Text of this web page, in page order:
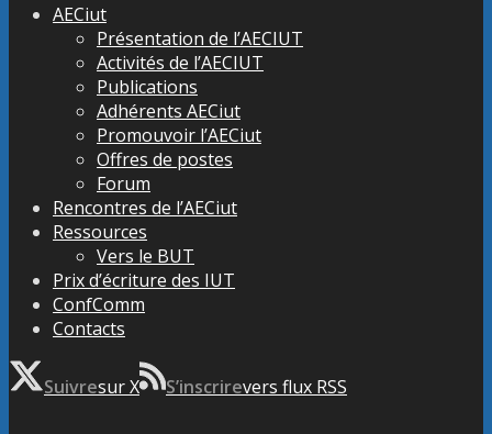
AECiut
Présentation de l’AECIUT
Activités de l’AECIUT
Publications
Adhérents AECiut
Promouvoir l’AECiut
Offres de postes
Forum
Rencontres de l’AECiut
Ressources
Vers le BUT
Prix d’écriture des IUT
ConfComm
Contacts
Suivresur X S’inscrirevers flux RSS